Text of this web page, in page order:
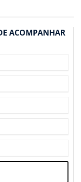
ACOMPANHAR